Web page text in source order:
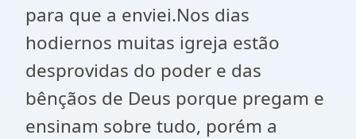
para que a enviei.Nos dias
hodiernos muitas igreja estão
desprovidas do poder e das
bênçãos de Deus porque pregam e
ensinam sobre tudo, porém a